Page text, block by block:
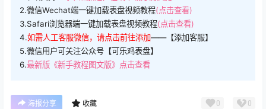
2.微信Wechat端一键加载表盘视频教程(点击查看)
3.Safari浏览器端一键加载表盘视频教程(点击查看)
4.如需人工客服微信，请点击前往添加——【添加客服】
5.微信用户可关注公众号【可乐鸡表盘】
6.最新版《新手教程图文版》点击查看
海报分享 收藏 0 0